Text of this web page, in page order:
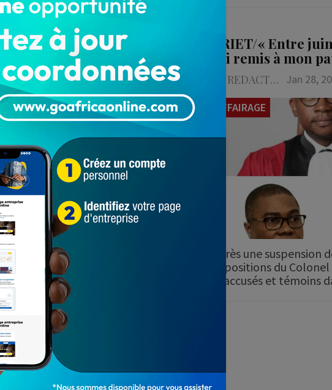
Boko et Homéky refusent de
dépositions sans avocats
LA REDACTION Jan 28, 2025
2 348
dépositions des coaccusés et
le tour des deux principaux
faire des…
CRIET/« Entre
j’ai remis à mon
LA REDACTION Jan 28,
AFFAIRAGE
Après une suspension
dépositions du
coaccusés et témoins